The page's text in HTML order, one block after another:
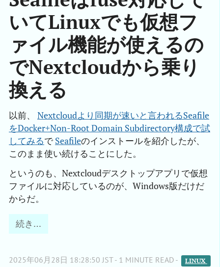
いてLinuxでも仮想フ
ァイル機能が使えるの
でNextcloudから乗り
換える
以前、 Nextcloudより同期が速いと言われるSeafile
をDocker+Non-Root Domain Subdirectory構成で試
してみるでSeafileのインストールを紹介したが、
このまま使い続けることにした。
というのも、Nextcloudデスクトップアプリで仮想
ファイルに対応しているのが、Windows版だけだ
からだ。
続き…
2025年06月28日 18:28:50 JST - 1 MINUTE READ - LINUX